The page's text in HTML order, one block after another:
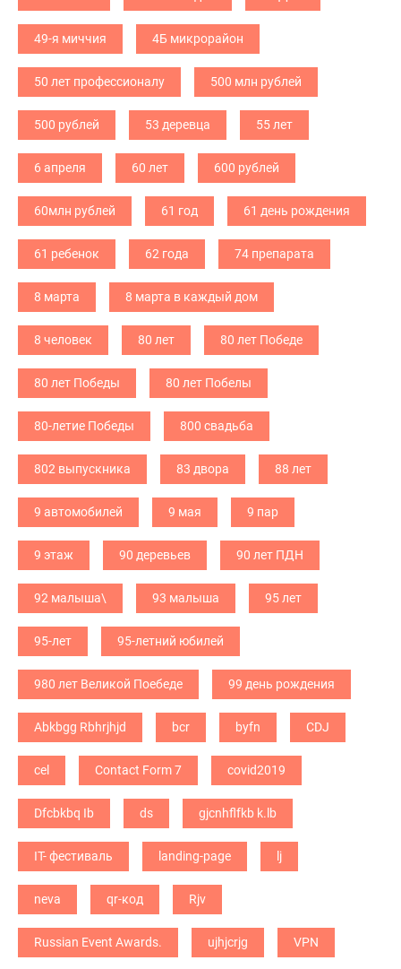
49-я миччия 4Б микрорайон
50 лет профессионалу 500 млн рублей
500 рублей 53 деревца 55 лет
6 апреля 60 лет 600 рублей
60млн рублей 61 год 61 день рождения
61 ребенок 62 года 74 препарата
8 марта 8 марта в каждый дом
8 человек 80 лет 80 лет Победе
80 лет Победы 80 лет Побелы
80-летие Победы 800 свадьба
802 выпускника 83 двора 88 лет
9 автомобилей 9 мая 9 пар
9 этаж 90 деревьев 90 лет ПДН
92 малыша\ 93 малыша 95 лет
95-лет 95-летний юбилей
980 лет Великой Поебеде 99 день рождения
Abkbgg Rbhrjhjd bcr byfn CDJ
cel Contact Form 7 covid2019
Dfcbkbq Ib ds gjcnhflfkb k.lb
IT- фестиваль landing-page lj
neva qr-код Rjv
Russian Event Awards. ujhjcrjg VPN